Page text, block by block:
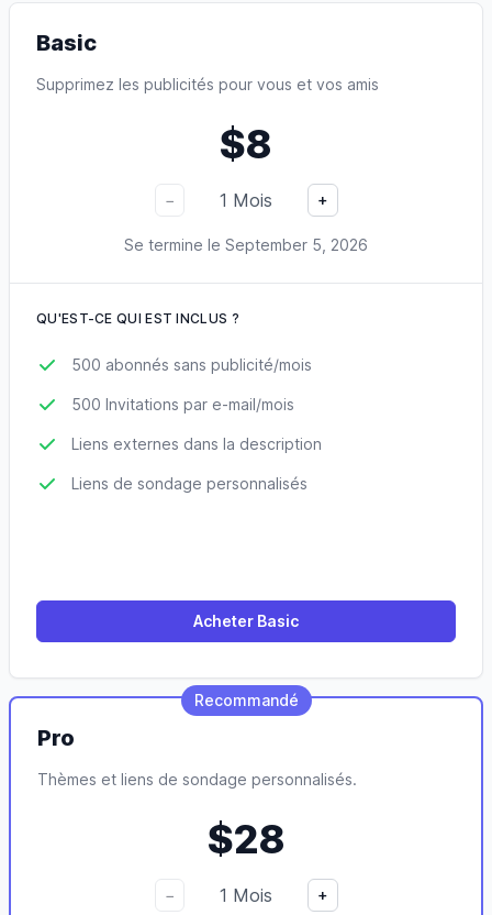
Basic
Supprimez les publicités pour vous et vos amis
$8
− 1 Mois +
Se termine le September 5, 2026
QU'EST-CE QUI EST INCLUS ?
500 abonnés sans publicité/mois
500 Invitations par e-mail/mois
Liens externes dans la description
Liens de sondage personnalisés
Acheter Basic
Recommandé
Pro
Thèmes et liens de sondage personnalisés.
$28
− 1 Mois +